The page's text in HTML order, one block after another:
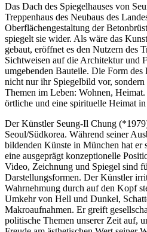
Das Dach des Spiegelhauses von
Treppenhaus des Neubaus des
Oberflächengestaltung der
spiegelt sie wider. Als wäre das
gebaut, eröffnet es den Nutzern des
Sichtweisen auf die Architektur und
umgebenden Bauteile. Die Form des
nicht nur ihr Spiegelbild vor,
Themen im Leben: Wohnen,
örtliche und eine spirituelle Heimat in
Der Künstler Seung-Il Chung
Seoul/Südkorea. Während seiner
bildenden Künste in München hat er
eine ausgeprägt konzeptionelle
Video, Zeichnung und Spiegel sind
Darstellungsformen. Der Künstler
Wahrnehmung durch auf den Kopf
Umkehr von Hell und Dunkel,
Makroaufnahmen. Er greift
politische Themen unserer Zeit auf,